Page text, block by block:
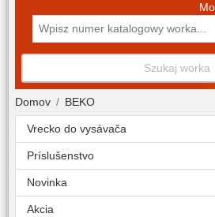
Szukaj worka
Domov BEKO
Vrecko do vysávača
Príslušenstvo
Novinka
Akcia